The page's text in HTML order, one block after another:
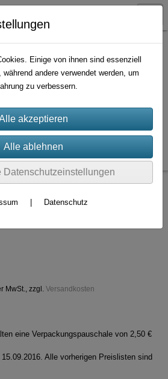
die Abholung online-bestellter
oder +49 3603 3939496
MwSt., zzgl. Versandkosten
eine Verpackungspauschale von 2,50 €
Alle vorherigen Preislisten sind
Einige von ihnen sind essenziell
andere verwendet werden, um
zu verbessern.
Datenschutzeinstellungen
Datenschutz